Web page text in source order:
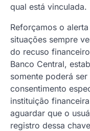
qual está vinculada.
Reforçamos o
situações sempre
do recuso
Banco Central,
somente poderá
consentimento
instituição
aguardar que o
registro dessa